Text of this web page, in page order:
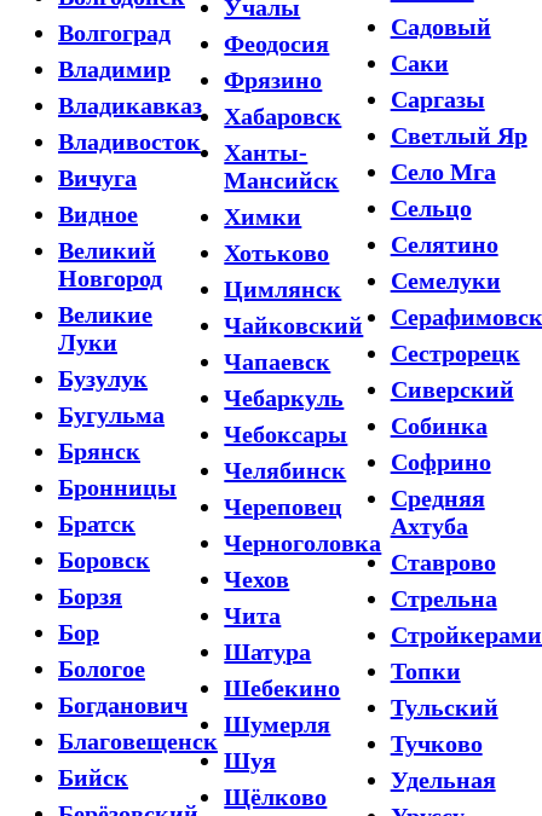
Волгоград
Владимир
Владикавказ
Владивосток
Вичуга
Видное
Великий
Новгород
Великие
Луки
Бузулук
Бугульма
Брянск
Бронницы
Братск
Боровск
Борзя
Бор
Бологое
Богданович
Благовещенск
Бийск
Учалы
Феодосия
Фрязино
Хабаровск
Ханты-
Мансийск
Химки
Хотьково
Цимлянск
Чайковский
Чапаевск
Чебаркуль
Чебоксары
Челябинск
Череповец
Черноголовка
Чехов
Чита
Шатура
Шебекино
Шумерля
Шуя
Щёлково
Садовый
Саки
Саргазы
Светлый Яр
Село Мга
Сельцо
Селятино
Семелуки
Сестрорецк
Сиверский
Собинка
Софрино
Средняя
Ахтуба
Ставрово
Стрельна
Топки
Тульский
Тучково
Удельная